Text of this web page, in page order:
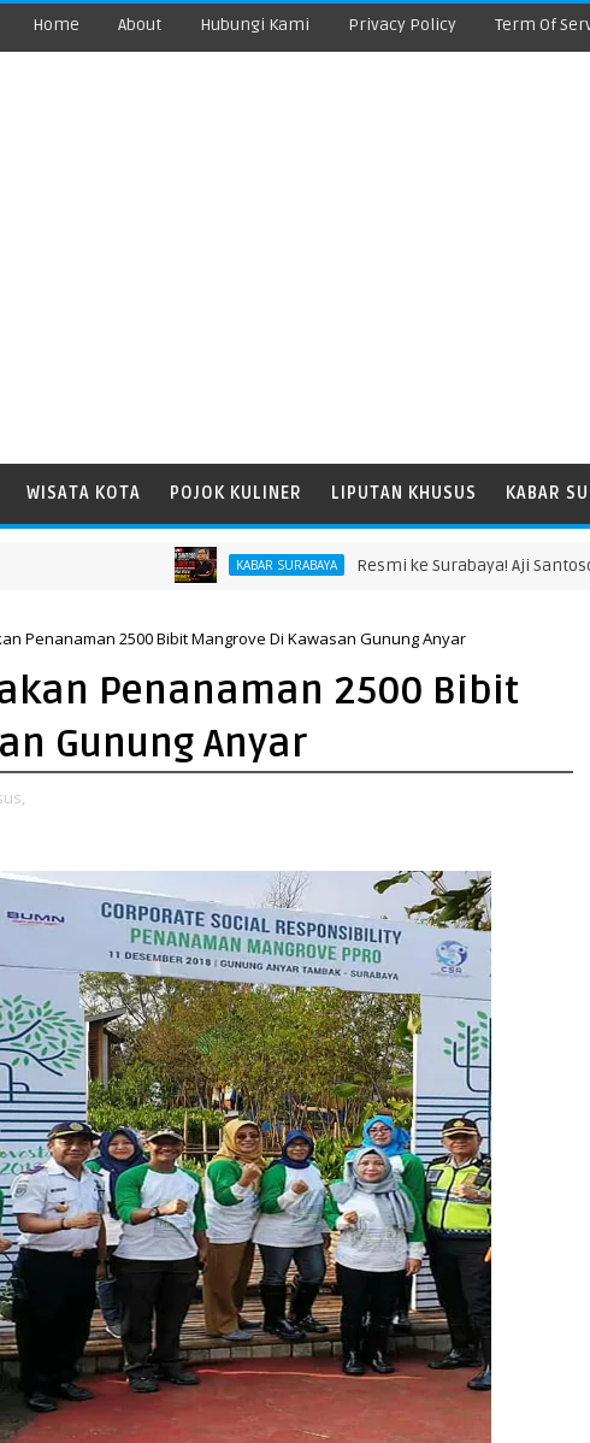
Home About Hubungi Kami Privacy Policy Term Of
WISATA KOTA POJOK KULINER LIPUTAN KHUSUS KABAR
KABAR SURABAYA Resmi ke Surabaya! Aji Santoso
Penanaman 2500 Bibit Mangrove Di Kawasan Gunung Anyar
Penanaman 2500 Bibit
Gunung Anyar